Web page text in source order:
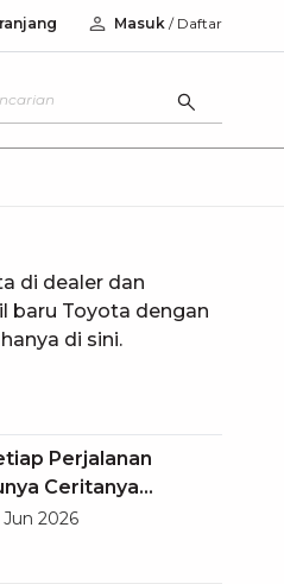
Masuk / Daftar
di dealer dan
baru Toyota dengan
di sini.
Perjalanan
Ceritanya
Jun 2026